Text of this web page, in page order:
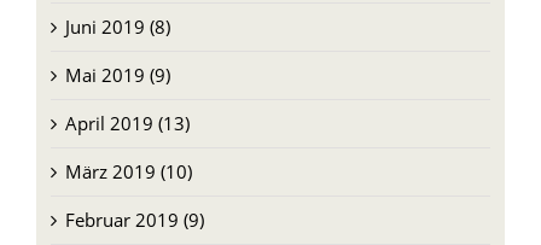
Juni 2019 (8)
Mai 2019 (9)
April 2019 (13)
März 2019 (10)
Februar 2019 (9)